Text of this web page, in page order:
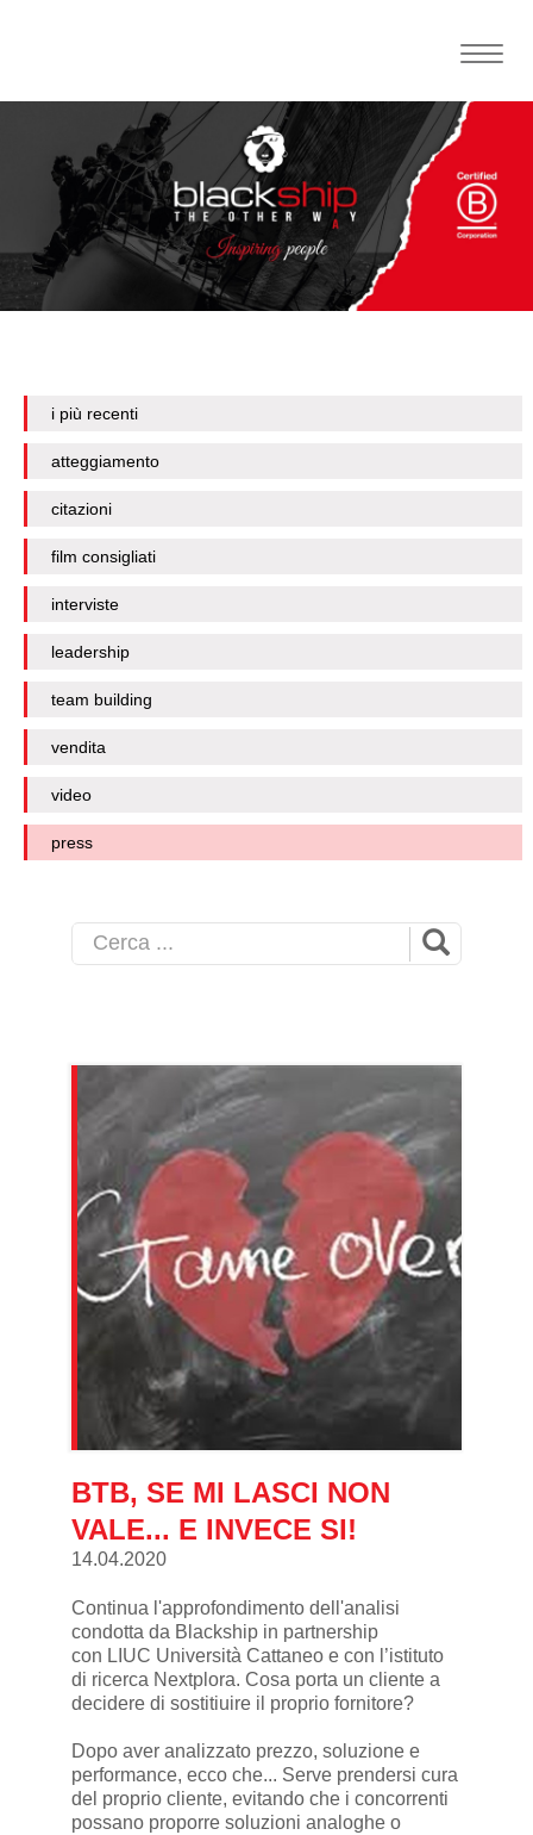
Toggle
i più recenti
atteggiamento
citazioni
film consigliati
interviste
leadership
team building
vendita
video
press
BTB, SE MI LASCI NON
VALE... E INVECE SI!
14.04.2020
Continua l'approfondimento dell'analisi
condotta da Blackship in partnership
con LIUC Università Cattaneo e con l’istituto
di ricerca Nextplora. Cosa porta un cliente a
decidere di sostitiuire il proprio fornitore?
Dopo aver analizzato prezzo, soluzione e
performance, ecco che... Serve prendersi cura
del proprio cliente, evitando che i concorrenti
possano proporre soluzioni analoghe o